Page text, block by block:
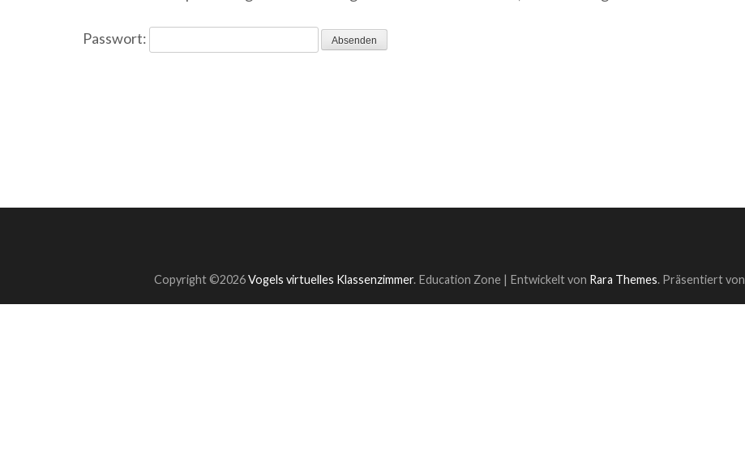
Passwort:
Copyright ©2026Vogels virtuelles Klassenzimmer. Education Zone | Entwickelt von Rara Themes. Präsentiert von